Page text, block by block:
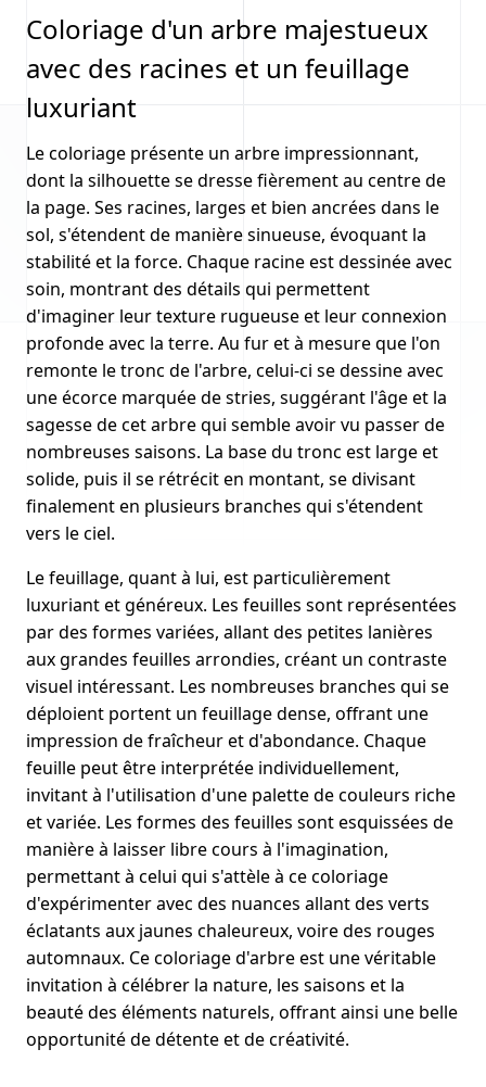
Coloriage d'un arbre majestueux
avec des racines et un feuillage
luxuriant
Le coloriage présente un arbre impressionnant,
dont la silhouette se dresse fièrement au centre de
la page. Ses racines, larges et bien ancrées dans le
sol, s'étendent de manière sinueuse, évoquant la
stabilité et la force. Chaque racine est dessinée avec
soin, montrant des détails qui permettent
d'imaginer leur texture rugueuse et leur connexion
profonde avec la terre. Au fur et à mesure que l'on
remonte le tronc de l'arbre, celui-ci se dessine avec
une écorce marquée de stries, suggérant l'âge et la
sagesse de cet arbre qui semble avoir vu passer de
nombreuses saisons. La base du tronc est large et
solide, puis il se rétrécit en montant, se divisant
finalement en plusieurs branches qui s'étendent
vers le ciel.
Le feuillage, quant à lui, est particulièrement
luxuriant et généreux. Les feuilles sont représentées
par des formes variées, allant des petites lanières
aux grandes feuilles arrondies, créant un contraste
visuel intéressant. Les nombreuses branches qui se
déploient portent un feuillage dense, offrant une
impression de fraîcheur et d'abondance. Chaque
feuille peut être interprétée individuellement,
invitant à l'utilisation d'une palette de couleurs riche
et variée. Les formes des feuilles sont esquissées de
manière à laisser libre cours à l'imagination,
permettant à celui qui s'attèle à ce coloriage
d'expérimenter avec des nuances allant des verts
éclatants aux jaunes chaleureux, voire des rouges
automnaux. Ce coloriage d'arbre est une véritable
invitation à célébrer la nature, les saisons et la
beauté des éléments naturels, offrant ainsi une belle
opportunité de détente et de créativité.